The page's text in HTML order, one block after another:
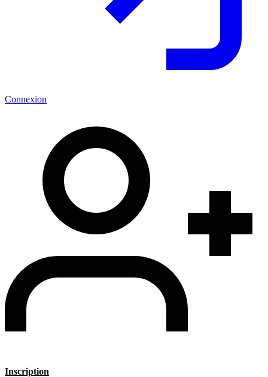
Connexion
Inscription